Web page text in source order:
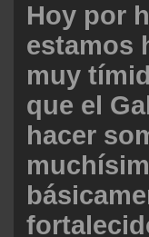
Hoy por
estamos
muy
que el
hacer